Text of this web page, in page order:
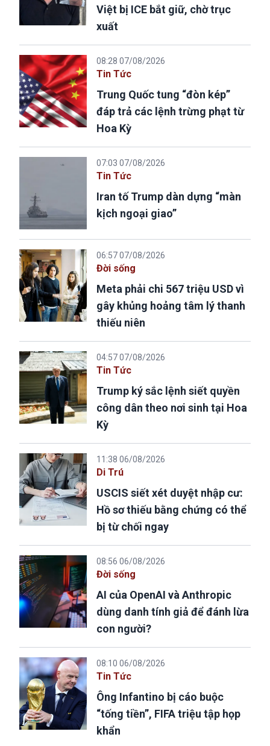
Việt bị ICE bắt giữ, chờ trục
xuất
08:28 07/08/2026
Tin Tức
Trung Quốc tung “đòn kép”
đáp trả các lệnh trừng phạt từ
Hoa Kỳ
07:03 07/08/2026
Tin Tức
Iran tố Trump dàn dựng “màn
kịch ngoại giao”
06:57 07/08/2026
Đời sống
Meta phải chi 567 triệu USD vì
gây khủng hoảng tâm lý thanh
thiếu niên
04:57 07/08/2026
Tin Tức
Trump ký sắc lệnh siết quyền
công dân theo nơi sinh tại Hoa
Kỳ
11:38 06/08/2026
Di Trú
USCIS siết xét duyệt nhập cư:
Hồ sơ thiếu bằng chứng có thể
bị từ chối ngay
08:56 06/08/2026
Đời sống
AI của OpenAI và Anthropic
dùng danh tính giả để đánh lừa
con người?
08:10 06/08/2026
Tin Tức
Ông Infantino bị cáo buộc
“tống tiền”, FIFA triệu tập họp
khẩn